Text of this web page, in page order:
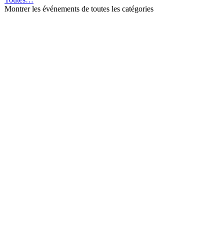
Montrer les événements de toutes les catégories